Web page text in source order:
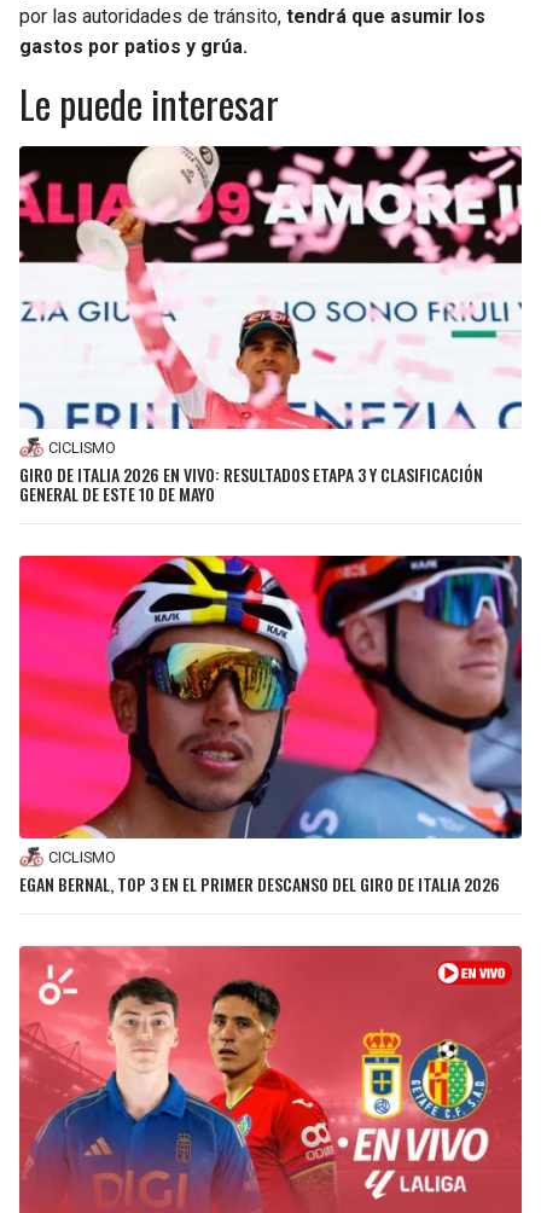
por las autoridades de tránsito, tendrá que asumir los
gastos por patios y grúa.
Le puede interesar
CICLISMO
GIRO DE ITALIA 2026 EN VIVO: RESULTADOS ETAPA 3 Y CLASIFICACIÓN
GENERAL DE ESTE 10 DE MAYO
CICLISMO
EGAN BERNAL, TOP 3 EN EL PRIMER DESCANSO DEL GIRO DE ITALIA 2026